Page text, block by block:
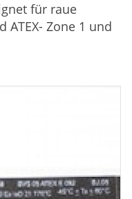
für raue
ATEX- Zone 1 und